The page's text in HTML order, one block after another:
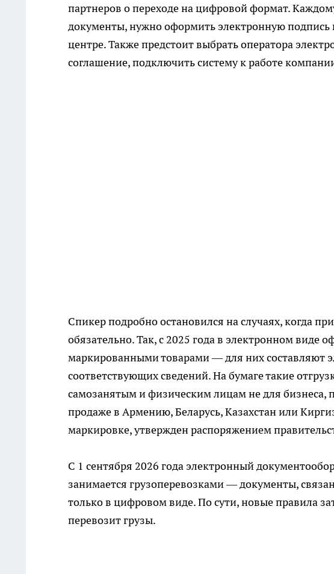
партнеров о переходе на цифровой формат.
документы, нужно оформить электронную
центре. Также предстоит выбрать оператора
соглашение, подключить систему к работе
Спикер подробно остановился на случаях, когда
обязательно. Так, с 2025 года в электронном
маркированными товарами — для них составляют
соответствующих сведений. На бумаге такие
самозанятым и физическим лицам не для бизнеса,
продаже в Армению, Беларусь, Казахстан или
маркировке, утвержден распоряжением
С 1 сентября 2026 года электронный
занимается грузоперевозками — документы,
только в цифровом виде. По сути, новые правила
перевозит грузы.